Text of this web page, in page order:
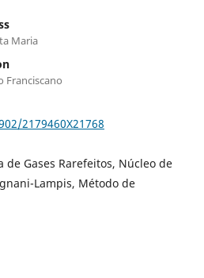
Maria
Franciscano
2179460X21768
de Gases Rarefeitos, Núcleo de
Lampis, Método de